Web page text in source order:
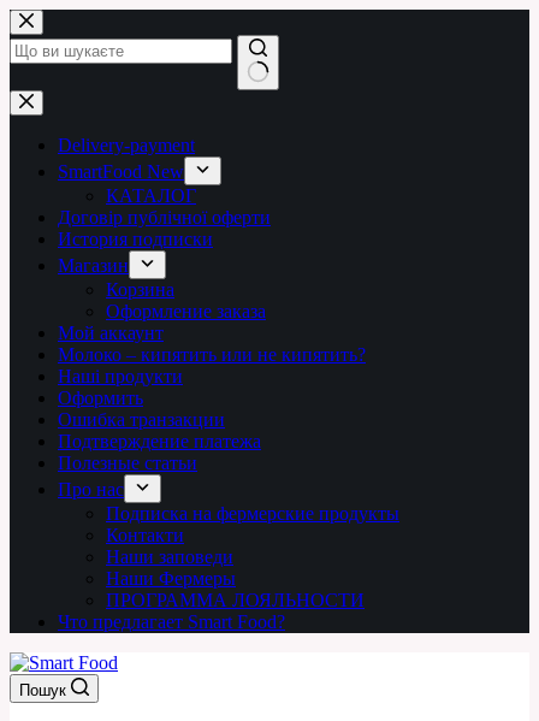
Перейти
до
вмісту
Немає
результатів
Delivery-payment
SmartFood New
КАТАЛОГ
Договір публічної оферти
История подписки
Магазин
Корзина
Оформление заказа
Мой аккаунт
Молоко – кипятить или не кипятить?
Наші продукти
Оформить
Ошибка транзакции
Подтверждение платежа
Полезные статьи
Про нас
Подписка на фермерские продукты
Контакти
Наши заповеди
Наши Фермеры
ПРОГРАММА ЛОЯЛЬНОСТИ
Что предлагает Smart Food?
Пошук